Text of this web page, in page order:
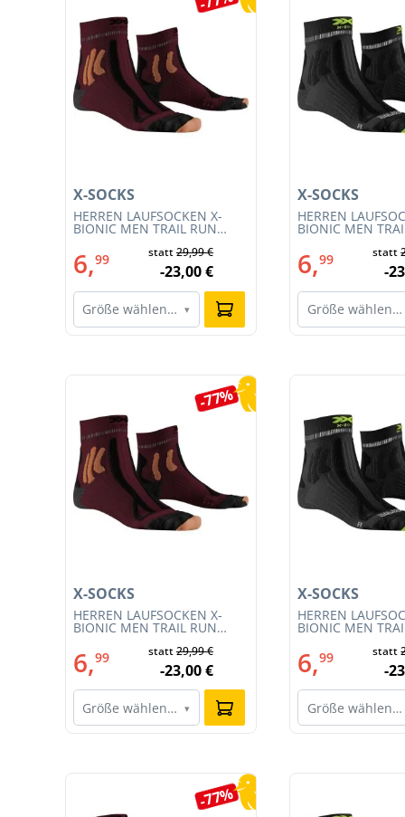
HERREN LAUFSOCKEN X-
BIONIC MEN TRAIL RUN
R019)
X-SOCKS
6,99 statt29,99 €
-23,00 €
Größe wählen… ▾
HERREN
BIONIC MEN
011)
X-SOCKS
6,99 statt
-
Größe wählen…
Produktgalerie überspringen
-77%
HERREN LAUFSOCKEN X-
BIONIC MEN TRAIL RUN
R019)
X-SOCKS
6,99 statt29,99 €
-23,00 €
Größe wählen… ▾
HERREN
BIONIC MEN
011)
X-SOCKS
6,99 statt
-
Größe wählen…
Produktgalerie überspringen
-77%